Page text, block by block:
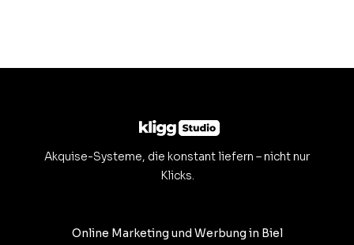
Akquise-Systeme, die konstant liefern – nicht nur
Klicks.
Online Marketing und Werbung in Biel